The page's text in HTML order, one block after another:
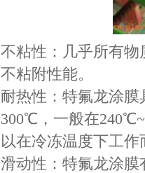
不粘性：几乎所有
不粘附性能。
耐热性：特氟龙涂
300℃，一般在
以在冷冻温度下工
滑动性：特氟龙涂